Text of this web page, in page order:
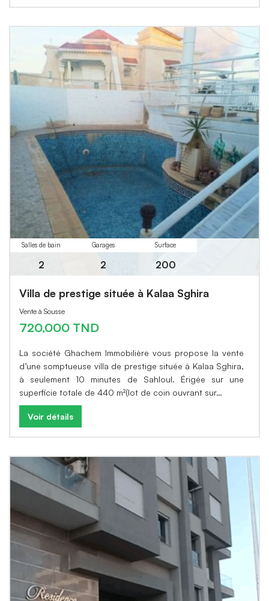
Salles de bain
2
Garages
2
Surface
200
Villa de prestige située à Kalaa Sghira
Vente à Sousse
720,000 TND
La société Ghachem Immobilière vous propose la vente
d’une somptueuse villa de prestige située à Kalaa Sghira,
à seulement 10 minutes de Sahloul. Érigée sur une
superficie totale de 440 m²(lot de coin ouvrant sur…
Voir détails